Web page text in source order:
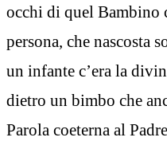
occhi di quel Bambino
persona, che nascosta
un infante c’era la
dietro un bimbo che
Parola coeterna al